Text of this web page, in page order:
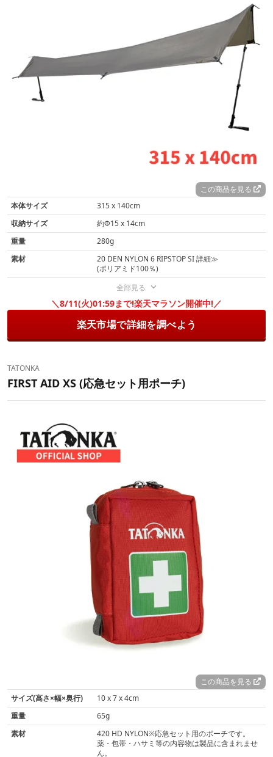
この商品を見る
本体サイズ
315 x 140cm
収納サイズ
約Φ15 x 14cm
重量
280g
素材
20 DEN NYLON 6 RIPSTOP SI 詳細≫
(ポリアミド100％)
全部見る
＼8/11(火)01:59まで!楽天マラソン開催中!／
楽天市場で詳細を調べよう
TATONKA
FIRST AID XS (応急セット用ポーチ)
この商品を見る
サイズ(高さ×幅×奥行)
10 x 7 x 4cm
重量
65g
素材
420 HD NYLON※応急セット用のポーチです。
薬・包帯・ハサミ等の内容物は製品に含まれませ
ん。